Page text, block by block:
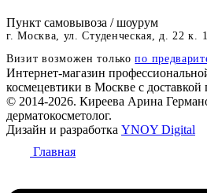
Пункт самовывоза / шоурум
г. Москва, ул. Студенческая, д. 22 к. 1
Визит возможен толькопо
Интернет-магазин
космецевтики в Москве с доставкой
© 2014-2026. Киреева Арина
дерматокосметолог.
Дизайн и разработка YNOY Digital
Главная